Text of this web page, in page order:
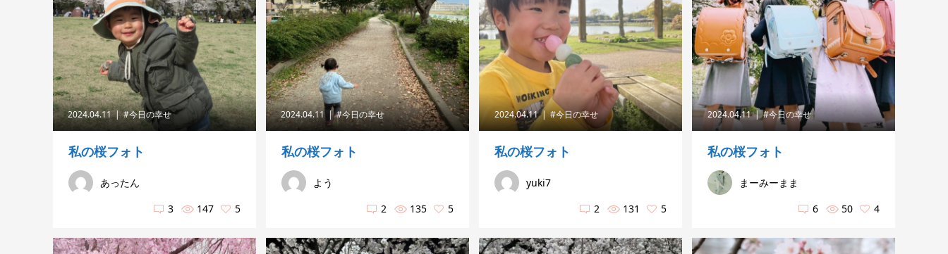
2024.04.11 #今日の幸せ
私の桜フォト
あったん
3
147 5
2024.04.11 #今日の幸せ
私の桜フォト
よう
2
135 5
2024.04.11 #今日の幸せ
私の桜フォト
yuki7
2
131 5
2024.04.11 #今日の幸せ
私の桜フォト
まーみーまま
6
50 4